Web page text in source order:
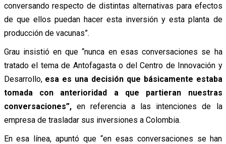
conversando respecto de distintas alternativas para efectos
de que ellos puedan hacer esta inversión y esta planta de
producción de vacunas”.
Grau insistió en que “nunca en esas conversaciones se ha
tratado el tema de Antofagasta o del Centro de Innovación y
Desarrollo, esa es una decisión que básicamente estaba
tomada con anterioridad a que partieran nuestras
conversaciones”, en referencia a las intenciones de la
empresa de trasladar sus inversiones a Colombia.
En esa línea, apuntó que “en esas conversaciones se han